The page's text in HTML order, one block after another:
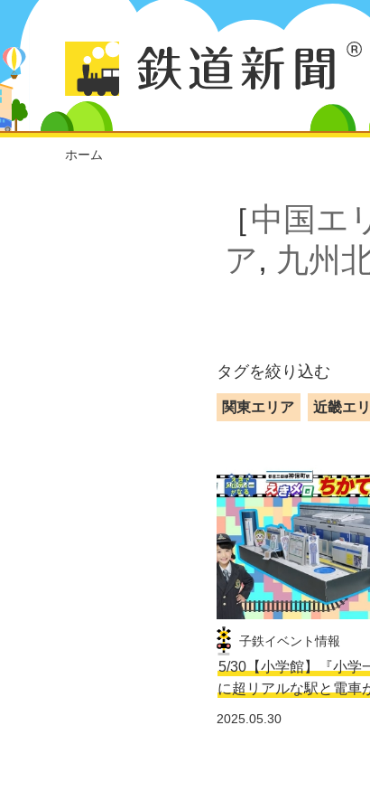
ホーム
［中国エ
ア, 九州
タグを絞り込む
関東エリア 近畿エ
子鉄イベント情報
5/30【小学館】『小学
に超リアルな駅と電車
2025.05.30